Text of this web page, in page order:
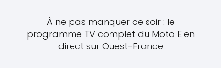
À ne pas manquer ce soir : le
programme TV complet du Moto E en
direct sur Ouest-France